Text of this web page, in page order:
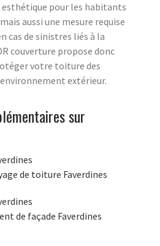
pour les habitants
aussi une mesure requise
cas de sinistres liés à la
couverture propose donc
votre toiture des
extérieur.
sur
de toiture Faverdines
de façade Faverdines